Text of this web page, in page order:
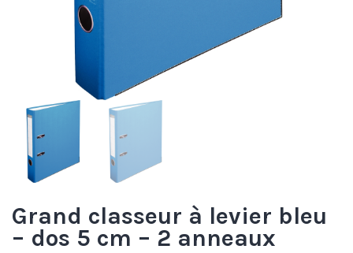
Grand classeur à levier bleu
– dos 5 cm – 2 anneaux